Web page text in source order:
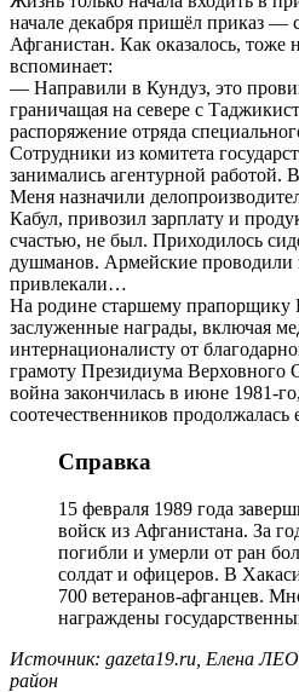
начале декабря пришёл приказ —
Афганистан. Как оказалось, тоже
вспоминает:
— Направили в Кундуз, это
граничащая на севере с
распоряжение отряда
Сотрудники из комитета
занимались агентурной работой.
Меня назначили
Кабул, привозил зарплату и
счастью, не был. Приходилось
душманов. Армейские проводили
привлекали…
На родине старшему
заслуженные награды, включая
интернационалисту от
грамоту Президиума Верховного
война закончилась в июне 1981-
соотечественников продолжалась
Справка
15 февраля 1989 года
войск из Афганистана. За
погибли и умерли от ран
солдат и офицеров. В
700 ветеранов-афганцев.
награждены
Источник: gazeta19.ru, Елена
район